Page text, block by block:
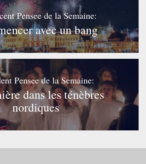
Pensee de la Semaine:
avec un bang
Pensee de la Semaine:
dans les ténèbres
nordiques